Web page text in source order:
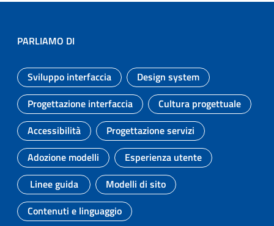
PARLIAMO DI
Argomento:
Sviluppo interfaccia
Argomento:
Design system
Argomento:
Progettazione interfaccia
Argomento:
Cultura progettuale
Argomento:
Accessibilità
Argomento:
Progettazione servizi
Argomento:
Adozione modelli
Argomento:
Esperienza utente
Argomento:
Linee guida
Argomento:
Modelli di sito
Argomento:
Contenuti e linguaggio